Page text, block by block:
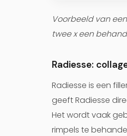
Voorbeeld van
twee x een
Radiesse:
Radiesse is een
geeft Radiesse
Het wordt vaak
rimpels te